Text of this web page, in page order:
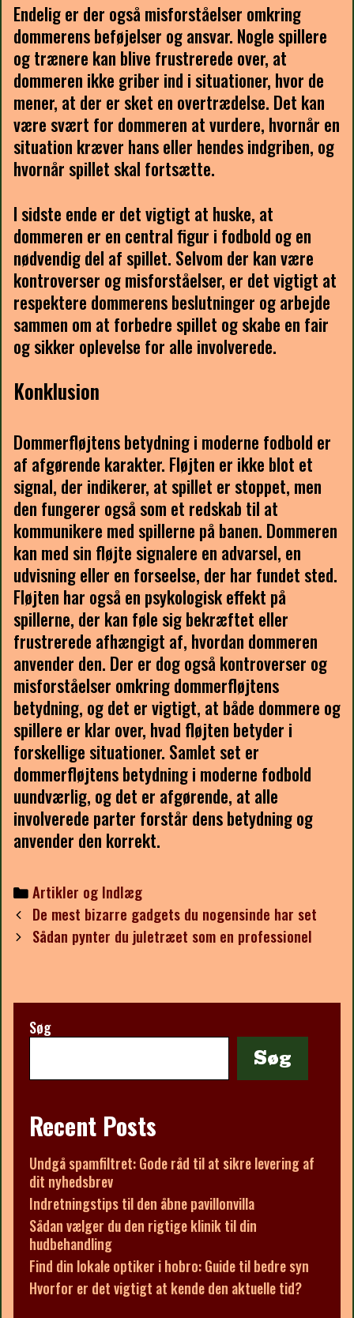
Endelig er der også misforståelser omkring
dommerens beføjelser og ansvar. Nogle spillere
og trænere kan blive frustrerede over, at
dommeren ikke griber ind i situationer, hvor de
mener, at der er sket en overtrædelse. Det kan
være svært for dommeren at vurdere, hvornår en
situation kræver hans eller hendes indgriben, og
hvornår spillet skal fortsætte.
I sidste ende er det vigtigt at huske, at
dommeren er en central figur i fodbold og en
nødvendig del af spillet. Selvom der kan være
kontroverser og misforståelser, er det vigtigt at
respektere dommerens beslutninger og arbejde
sammen om at forbedre spillet og skabe en fair
og sikker oplevelse for alle involverede.
Konklusion
Dommerfløjtens betydning i moderne fodbold er
af afgørende karakter. Fløjten er ikke blot et
signal, der indikerer, at spillet er stoppet, men
den fungerer også som et redskab til at
kommunikere med spillerne på banen. Dommeren
kan med sin fløjte signalere en advarsel, en
udvisning eller en forseelse, der har fundet sted.
Fløjten har også en psykologisk effekt på
spillerne, der kan føle sig bekræftet eller
frustrerede afhængigt af, hvordan dommeren
anvender den. Der er dog også kontroverser og
misforståelser omkring dommerfløjtens
betydning, og det er vigtigt, at både dommere og
spillere er klar over, hvad fløjten betyder i
forskellige situationer. Samlet set er
dommerfløjtens betydning i moderne fodbold
uundværlig, og det er afgørende, at alle
involverede parter forstår dens betydning og
anvender den korrekt.
Categories
Artikler og Indlæg
Post
navigation
De mest bizarre gadgets du nogensinde har set
Sådan pynter du juletræet som en professionel
Søg
Søg
Recent Posts
Undgå spamfiltret: Gode råd til at sikre levering af
dit nyhedsbrev
Indretningstips til den åbne pavillonvilla
Sådan vælger du den rigtige klinik til din
hudbehandling
Find din lokale optiker i hobro: Guide til bedre syn
Hvorfor er det vigtigt at kende den aktuelle tid?